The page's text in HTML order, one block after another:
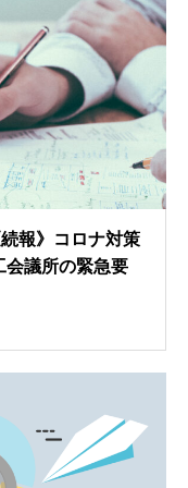
報》コロナ対策
会議所の緊急要